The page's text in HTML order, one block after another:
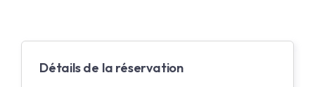
Langue
Arabe
Détails de la réservation